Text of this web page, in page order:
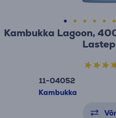
Kambukka Lagoon,
11-04052
Kambukka